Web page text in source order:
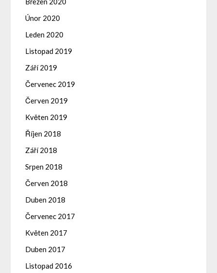
Únor 2020
Leden 2020
Listopad 2019
Září 2019
Červenec 2019
Červen 2019
Květen 2019
Říjen 2018
Září 2018
Srpen 2018
Červen 2018
Duben 2018
Červenec 2017
Květen 2017
Duben 2017
Listopad 2016